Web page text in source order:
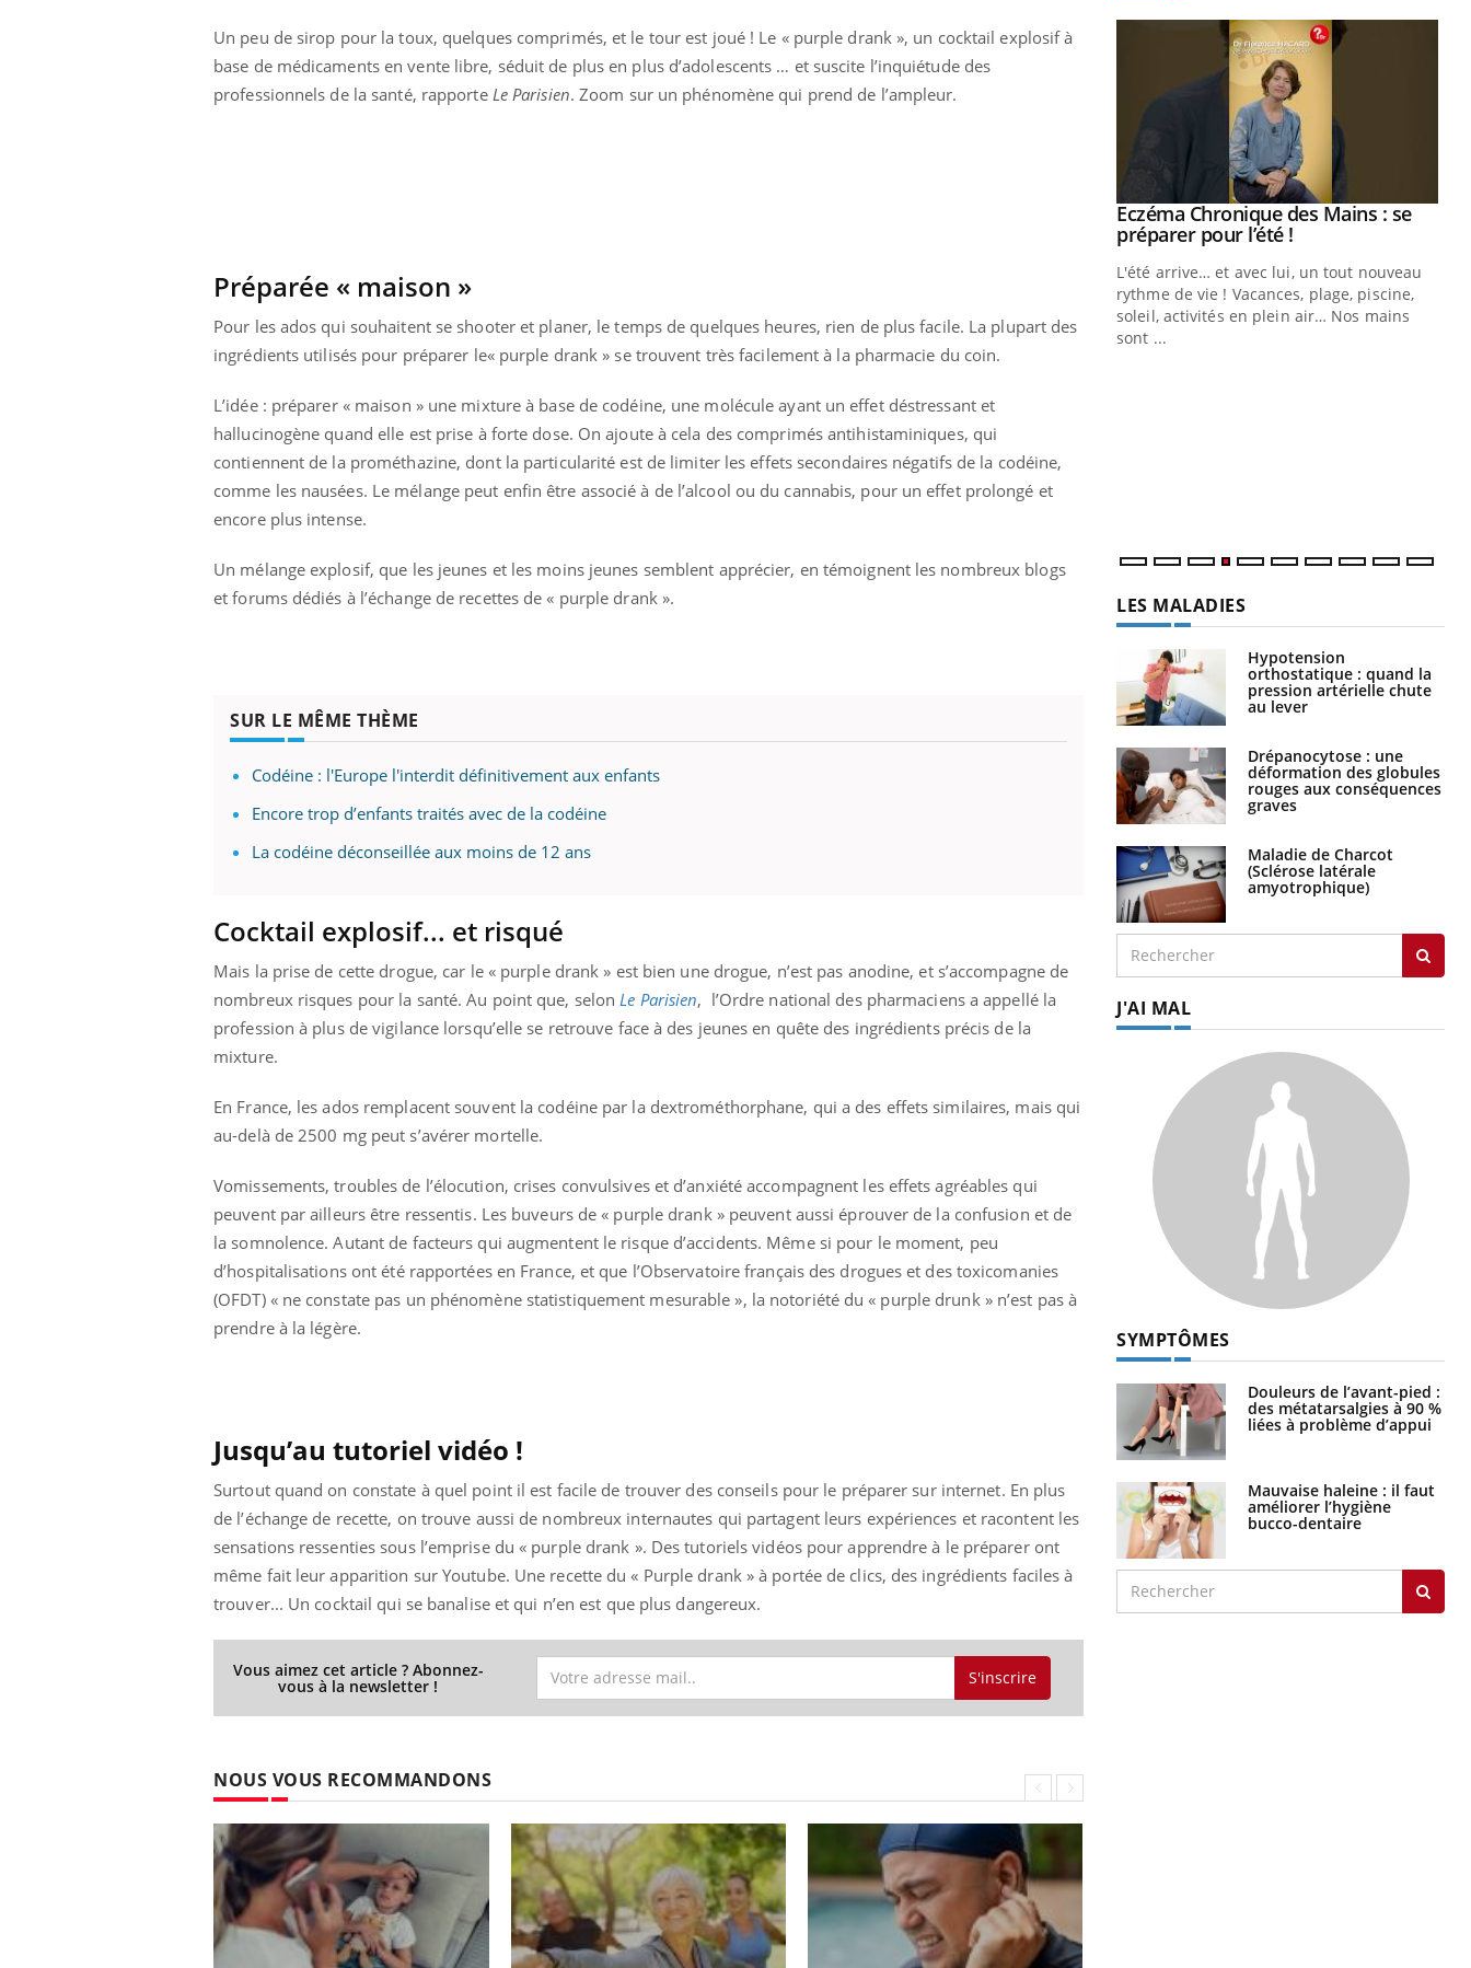
Un peu de sirop pour la toux, quelques comprimés, et le tour est joué ! Le « purple drank », un cocktail explosif à
base de médicaments en vente libre, séduit de plus en plus d’adolescents … et suscite l’inquiétude des
professionnels de la santé, rapporte Le Parisien. Zoom sur un phénomène qui prend de l’ampleur.
Préparée « maison »
Pour les ados qui souhaitent se shooter et planer, le temps de quelques heures, rien de plus facile. La plupart des
ingrédients utilisés pour préparer le« purple drank » se trouvent très facilement à la pharmacie du coin.
L’idée : préparer « maison » une mixture à base de codéine, une molécule ayant un effet déstressant et
hallucinogène quand elle est prise à forte dose. On ajoute à cela des comprimés antihistaminiques, qui
contiennent de la prométhazine, dont la particularité est de limiter les effets secondaires négatifs de la codéine,
comme les nausées. Le mélange peut enfin être associé à de l’alcool ou du cannabis, pour un effet prolongé et
encore plus intense.
Un mélange explosif, que les jeunes et les moins jeunes semblent apprécier, en témoignent les nombreux blogs
et forums dédiés à l’échange de recettes de « purple drank ».
SUR LE MÊME THÈME
Codéine : l'Europe l'interdit définitivement aux enfants
Encore trop d’enfants traités avec de la codéine
La codéine déconseillée aux moins de 12 ans
Cocktail explosif... et risqué
Mais la prise de cette drogue, car le « purple drank » est bien une drogue, n’est pas anodine, et s’accompagne de
nombreux risques pour la santé. Au point que, selon Le Parisien, l’Ordre national des pharmaciens a appellé la
profession à plus de vigilance lorsqu’elle se retrouve face à des jeunes en quête des ingrédients précis de la
mixture.
En France, les ados remplacent souvent la codéine par la dextrométhorphane, qui a des effets similaires, mais qui
au-delà de 2500 mg peut s’avérer mortelle.
Vomissements, troubles de l’élocution, crises convulsives et d’anxiété accompagnent les effets agréables qui
peuvent par ailleurs être ressentis. Les buveurs de « purple drank » peuvent aussi éprouver de la confusion et de
la somnolence. Autant de facteurs qui augmentent le risque d’accidents. Même si pour le moment, peu
d’hospitalisations ont été rapportées en France, et que l’Observatoire français des drogues et des toxicomanies
(OFDT) « ne constate pas un phénomène statistiquement mesurable », la notoriété du « purple drunk » n’est pas à
prendre à la légère.
Jusqu’au tutoriel vidéo !
Surtout quand on constate à quel point il est facile de trouver des conseils pour le préparer sur internet. En plus
de l’échange de recette, on trouve aussi de nombreux internautes qui partagent leurs expériences et racontent les
sensations ressenties sous l’emprise du « purple drank ». Des tutoriels vidéos pour apprendre à le préparer ont
même fait leur apparition sur Youtube. Une recette du « Purple drank » à portée de clics, des ingrédients faciles à
trouver... Un cocktail qui se banalise et qui n’en est que plus dangereux.
Vous aimez cet article ? Abonnez-
vous à la newsletter ! S'inscrire
NOUS VOUS RECOMMANDONS
Il y a des sujets qui sont faciles à aborder...
d'autres non ! D'un côté, poser des
questions sur la maladie d'un proche c'est
même alopécie… Les symptômes de la
carence en fer sont multiples ce qui la rend
...
patients comme parfois chez les soignants.
Youtube
Eczéma Chronique des Mains : se
préparer pour l’été !Youtube
L'été arrive… et avec lui, un tout nouveau
rythme de vie ! Vacances, plage, piscine,
soleil, activités en plein air… Nos mains
sont ...
LES MALADIES
Hypotension
orthostatique : quand la
pression artérielle chute
au lever
Drépanocytose : une
déformation des globules
rouges aux conséquences
graves
Maladie de Charcot
(Sclérose latérale
amyotrophique)
J'AI MAL
SYMPTÔMES
Douleurs de l’avant-pied :
des métatarsalgies à 90 %
liées à problème d’appui
Mauvaise haleine : il faut
améliorer l’hygiène
bucco-dentaire